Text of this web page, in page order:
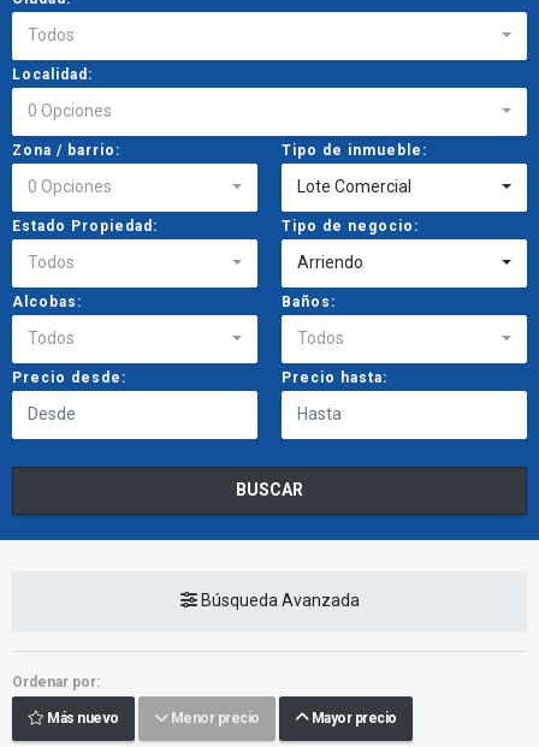
Todos
Localidad:
0 Opciones
Zona / barrio:
0 Opciones
Tipo de inmueble:
Lote Comercial
Estado Propiedad:
Todos
Tipo de negocio:
Arriendo
Alcobas:
Todos
Baños:
Todos
Precio desde: Precio hasta:
BUSCAR
Búsqueda Avanzada
Ordenar por:
Más nuevo Menor precio Mayor precio